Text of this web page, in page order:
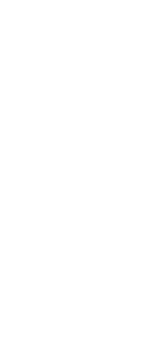
Stefan
Taina Rauma
hjälper oss att
och kredit”
med nya avsnitt
och
från
avsnitt!
oss